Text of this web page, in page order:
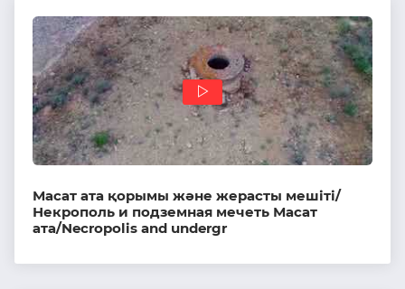
Масат ата қорымы және жерасты мешіті/
Некрополь и подземная мечеть Масат
ата/Necropolis and undergr